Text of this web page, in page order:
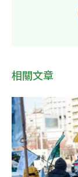
相關文章